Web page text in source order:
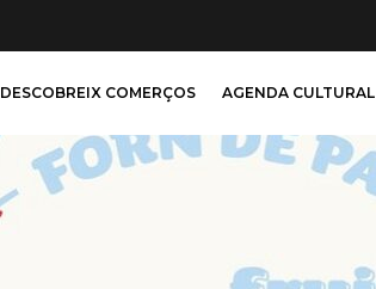
DESCOBREIX COMERÇOS AGENDA CULTURAL